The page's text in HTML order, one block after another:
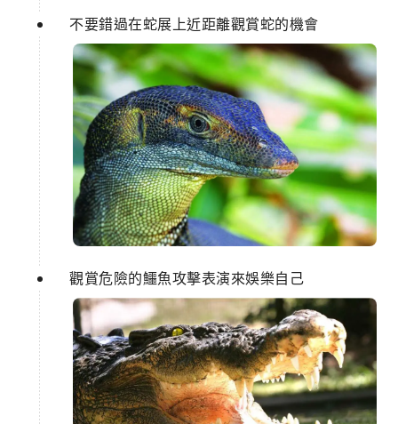
不要錯過在蛇展上近距離觀賞蛇的機會
觀賞危險的鱷魚攻擊表演來娛樂自己